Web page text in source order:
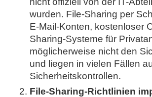
wurden. File-Sharing per
E-Mail-Konten, kostenloser
Sharing-Systeme für
möglicherweise nicht den
und liegen in vielen Fällen
Sicherheitskontrollen.
File-Sharing-Richtlinien